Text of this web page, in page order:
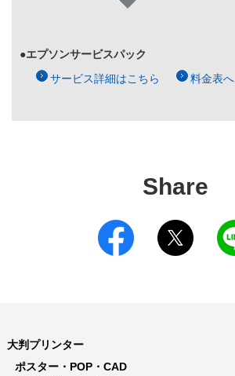
●エプソンサービスパック
サービス詳細はこちら
料金表へ
Share
大判プリンター
ポスター・POP・CAD